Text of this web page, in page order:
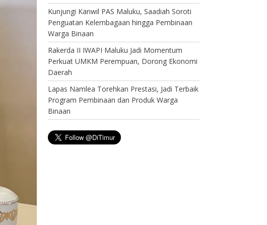
Kunjungi Kanwil PAS Maluku, Saadiah Soroti
Penguatan Kelembagaan hingga Pembinaan
Warga Binaan
Rakerda II IWAPI Maluku Jadi Momentum
Perkuat UMKM Perempuan, Dorong Ekonomi
Daerah
Lapas Namlea Torehkan Prestasi, Jadi Terbaik
Program Pembinaan dan Produk Warga
Binaan